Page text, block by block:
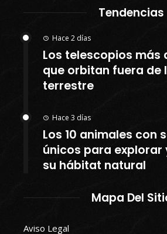
Tendencias
Hace 2 días
Los telescopios más
que orbitan fuera de
terrestre
Hace 3 días
Los 10 animales con
únicos para explorar
su hábitat natural
Mapa Del
Aviso Legal